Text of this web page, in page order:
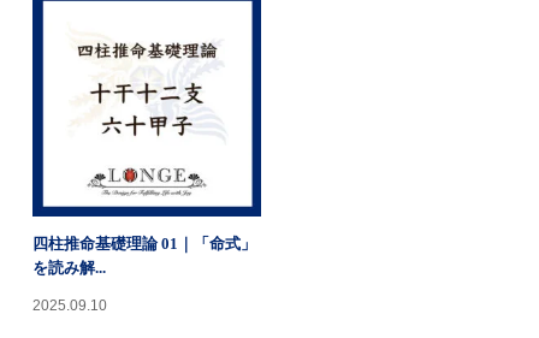
四柱推命基礎理論 01｜「命式」
を読み解...
2025.09.10